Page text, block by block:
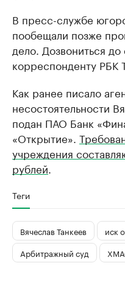
В пресс-службе
пообещали позже
дело. Дозвониться
корреспонденту РБК
Как ранее писало
несостоятельности
подан ПАО Банк
«Открытие».
учреждения
рублей
Теги
Вячеслав Танкеев
иск
Арбитражный суд